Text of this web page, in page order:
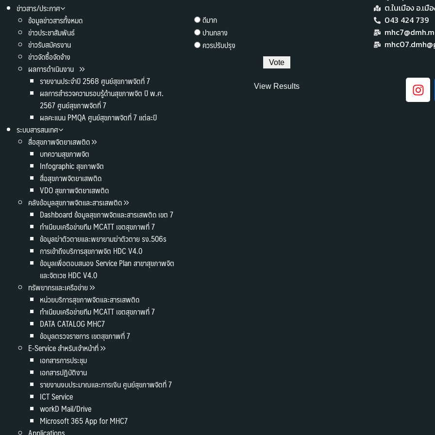
ข่าวสาร/ประกาศ
ข้อมูลข่าวสารทั้งหมด
ข่าวประชาสัมพันธ์
ข่าวรับสมัครงาน
ข่าวจัดซื้อจัดจ้าง
ผลการดำเนินงาน
รายงานประจำปี 2568 ศูนย์สุขภาพจิตที่ 7
ผลการสำรวจความรอบรู้ด้านสุขภาพจิต ปี พ.ศ.
2567 ศูนย์สุขภาพจิตที่ 7
ผลคะแนน PMQA ศูนย์สุขภาพจิตที่ 7 แต่ละปี
ระบบสารสนเทศ
สื่อสุขภาพจิตยาเสพติด
บทความสุขภาพจิต
Infographic สุขภาพจิต
สื่อสุขภาพจิตยาเสพติด
VDO สุขภาพจิตยาเสพติด
คลังข้อมูลสุขภาพจิตและสารเสพติด
Dashboard ข้อมูลสุขภาพจิตและสารเสพติด เขต 7
ทำเนียบเครือข่ายทีม MCATT เขตสุขภาพที่ 7
ข้อมูลฆ่าตัวตายและพยายามฆ่าตัวตาย รง.506s
การเข้าถึงบริการสุขภาพจิต HDC V4.0
ข้อมูลเพื่อตอบสนอง Service Plan สาขาสุขภาพจิต
และจิตเวช HDC V4.0
ทรัพยากรและเครือข่าย
หน่วยบริการสุขภาพจิตและสารเสพติด
ทำเนียบเครือข่ายทีม MCATT เขตสุขภาพที่ 7
DATA CATALOG MHC7
ข้อมูลตรวจราชการ เขตสุขภาพที่ 7
E-Service สำหรับเจ้าหน้าที่
เอกสารการประชุม
เอกสารปฏิบัติงาน
รายงานงบประมาณและการเงิน ศูนย์สุขภาพจิตที่ 7
ICT Service
workD Mail/Drive
Microsoft 365 App for MHC7
ดีมาก
ปานกลาง
ควรปรับปรุง
View Results
ต.ในเมือง อ.เ
043 424 739